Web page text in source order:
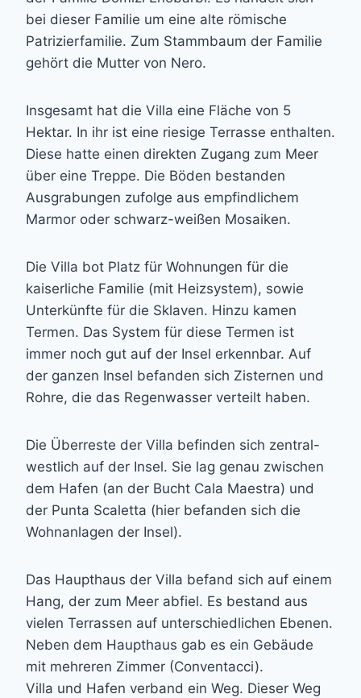
bei dieser Familie um eine alte römische
Patrizierfamilie. Zum Stammbaum der Familie
gehört die Mutter von Nero.
Insgesamt hat die Villa eine Fläche von 5
Hektar. In ihr ist eine riesige Terrasse enthalten.
Diese hatte einen direkten Zugang zum Meer
über eine Treppe. Die Böden bestanden
Ausgrabungen zufolge aus empfindlichem
Marmor oder schwarz-weißen Mosaiken.
Die Villa bot Platz für Wohnungen für die
kaiserliche Familie (mit Heizsystem), sowie
Unterkünfte für die Sklaven. Hinzu kamen
Termen. Das System für diese Termen ist
immer noch gut auf der Insel erkennbar. Auf
der ganzen Insel befanden sich Zisternen und
Rohre, die das Regenwasser verteilt haben.
Die Überreste der Villa befinden sich zentral-
westlich auf der Insel. Sie lag genau zwischen
dem Hafen (an der Bucht Cala Maestra) und
der Punta Scaletta (hier befanden sich die
Wohnanlagen der Insel).
Das Haupthaus der Villa befand sich auf einem
Hang, der zum Meer abfiel. Es bestand aus
vielen Terrassen auf unterschiedlichen Ebenen.
Neben dem Haupthaus gab es ein Gebäude
mit mehreren Zimmer (Conventacci).
Villa und Hafen verband ein Weg. Dieser Weg